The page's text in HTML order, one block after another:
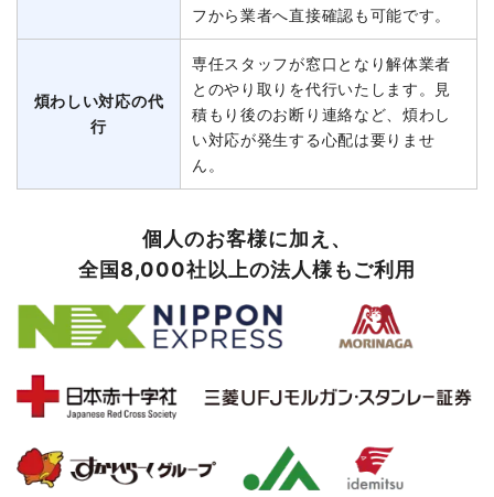
フから業者へ直接確認も可能です。
煩わしい対応の代
行
専任スタッフが窓口となり解体業者
とのやり取りを代行いたします。見
積もり後のお断り連絡など、煩わし
い対応が発生する心配は要りませ
ん。
個人のお客様に加え、
全国8,000社以上の法人様もご利用